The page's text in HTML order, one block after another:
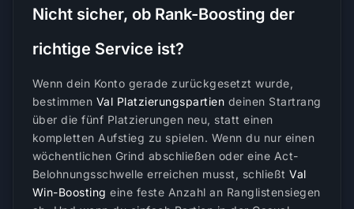
Nicht sicher, ob Rank-Boosting der
richtige Service ist?
Wenn dein Konto gerade zurückgesetzt wurde,
bestimmen Val Platzierungspartien deinen Startrang
über die fünf Platzierungen neu, statt einen
kompletten Aufstieg zu spielen. Wenn du nur einen
wöchentlichen Grind abschließen oder eine Act-
Belohnungsschwelle erreichen musst, schließtVal
Win-Boosting eine feste Anzahl an Ranglistensiegen